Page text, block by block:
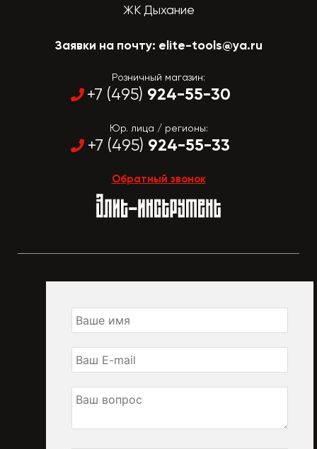
ЖК Дыхание
Заявки на почту: elite-tools@ya.ru
Розничный магазин:
+7 (495) 924-55-30
Юр. лица / регионы:
+7 (495) 924-55-33
Обратный звонок